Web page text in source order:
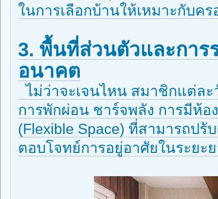
ในการเลือกบ้านให้เหมาะกับค
3. พื้นที่ส่วนตัวและการ
อนาคต
ไม่ว่าจะเจนไหน สมาชิกแต่ล
การพักผ่อน ชาร์จพลัง การมีห้
(Flexible Space) ที่สามารถป
ตอบโจทย์การอยู่อาศัยในระยะ